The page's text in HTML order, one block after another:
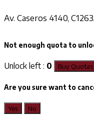
Av. Caseros 4140,
Not enough quota to
Unlock left : 0 Buy Quotas
Are you sure want to
Yes No